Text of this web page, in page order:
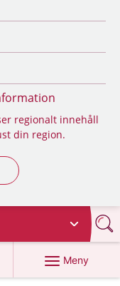
regionalt innehåll
din region.
Meny